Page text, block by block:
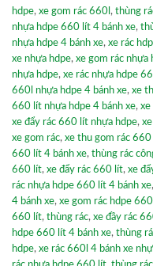
hdpe, xe gom rác 660l , thùng
nhựa hdpe 660 lít 4 bánh xe,
nhựa hdpe 4 bánh xe, xe rác
xe nhựa hdpe, xe gom rác nhựa
nhựa hdpe, xe rác nhựa hdpe
660l nhựa hdpe 4 bánh xe, xe
660 lít nhựa hdpe 4 bánh xe, xe
xe đẩy rác 660 lít nhựa hdpe,
xe gom rác, xe thu gom rác
660 lít 4 bánh xe, thùng rác
660 lít, xe đẩy rác 660 lít, xe
rác nhựa hdpe 660 lít 4 bánh xe,
4 bánh xe, xe gom rác hdpe
660 lít, thùng rác, xe đầy rác
hdpe 660 lít 4 bánh xe, thùng
hdpe, xe rác 660l 4 bánh xe